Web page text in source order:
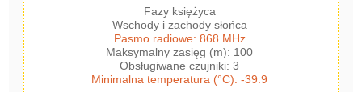
Fazy księżyca
Wschody i zachody słońca
Pasmo radiowe: 868 MHz
Maksymalny zasięg (m): 100
Obsługiwane czujniki: 3
Minimalna temperatura (°C): -39.9